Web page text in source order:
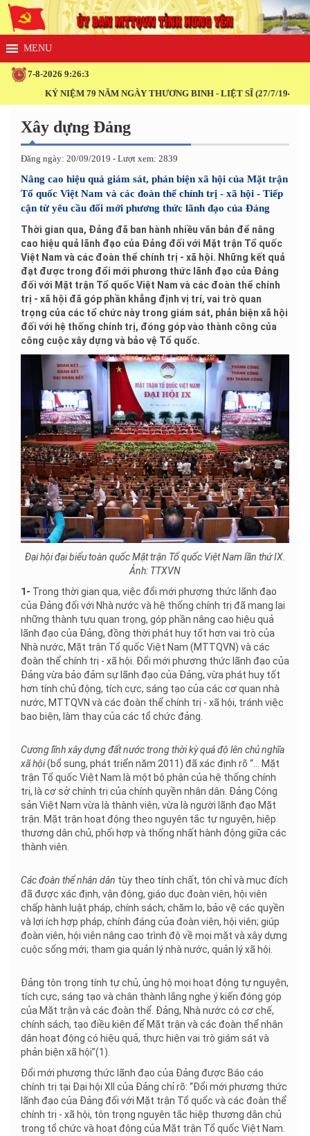
7-8-2026 9:26:5
NIỆM 79 NĂM NGÀY THƯƠNG BINH - LIỆT SĨ (27/7/1947 - 27/7/2026)
Xây dựng Đảng
Đăng ngày: 20/09/2019 - Lượt xem: 2839
Nâng cao hiệu quả giám sát, phản biện xã hội của Mặt trận
Tổ quốc Việt Nam và các đoàn thể chính trị - xã hội - Tiếp
cận từ yêu cầu đổi mới phương thức lãnh đạo của Đảng
Thời gian qua, Đảng đã ban hành nhiều văn bản để nâng
cao hiệu quả lãnh đạo của Đảng đối với Mặt trận Tổ quốc
Việt Nam và các đoàn thể chính trị - xã hội. Những kết quả
đạt được trong đổi mới phương thức lãnh đạo của Đảng
đối với Mặt trận Tổ quốc Việt Nam và các đoàn thể chính
trị - xã hội đã góp phần khẳng định vị trí, vai trò quan
trọng của các tổ chức này trong giám sát, phản biện xã hội
đối với hệ thống chính trị, đóng góp vào thành công của
công cuộc xây dựng và bảo vệ Tổ quốc.
Đại hội đại biểu toàn quốc Mặt trận Tổ quốc Việt Nam lần thứ IX.
Ảnh: TTXVN
1- Trong thời gian qua, việc đổi mới phương thức lãnh đạo
của Đảng đối với Nhà nước và hệ thống chính trị đã mang lại
những thành tựu quan trọng, góp phần nâng cao hiệu quả
lãnh đạo của Đảng, đồng thời phát huy tốt hơn vai trò của
Nhà nước, Mặt trận Tổ quốc Việt Nam (MTTQVN) và các
đoàn thể chính trị - xã hội. Đổi mới phương thức lãnh đạo của
Đảng vừa bảo đảm sự lãnh đạo của Đảng, vừa phát huy tốt
hơn tính chủ động, tích cực, sáng tạo của các cơ quan nhà
nước, MTTQVN và các đoàn thể chính trị - xã hội, tránh việc
bao biện, làm thay của các tổ chức đảng.
Cương lĩnh xây dựng đất nước trong thời kỳ quá độ lên chủ nghĩa
xã hội(bổ sung, phát triển năm 2011) đã xác định rõ “... Mặt
trận Tổ quốc Việt Nam là một bộ phận của hệ thống chính
trị, là cơ sở chính trị của chính quyền nhân dân. Đảng Cộng
sản Việt Nam vừa là thành viên, vừa là người lãnh đạo Mặt
trận. Mặt trận hoạt động theo nguyên tắc tự nguyện, hiệp
thương dân chủ, phối hợp và thống nhất hành động giữa các
thành viên.
Các đoàn thể nhân dân tùy theo tính chất, tôn chỉ và mục đích
đã được xác định, vận động, giáo dục đoàn viên, hội viên
chấp hành luật pháp, chính sách; chăm lo, bảo vệ các quyền
và lợi ích hợp pháp, chính đáng của đoàn viên, hội viên; giúp
đoàn viên, hội viên nâng cao trình độ về mọi mặt và xây dựng
cuộc sống mới; tham gia quản lý nhà nước, quản lý xã hội.
Đảng tôn trọng tính tự chủ, ủng hộ mọi hoạt động tự nguyện,
tích cực, sáng tạo và chân thành lắng nghe ý kiến đóng góp
của Mặt trận và các đoàn thể. Đảng, Nhà nước có cơ chế,
chính sách, tạo điều kiện để Mặt trận và các đoàn thể nhân
dân hoạt động có hiệu quả, thực hiện vai trò giám sát và
phản biện xã hội”(1).
Đổi mới phương thức lãnh đạo của Đảng được Báo cáo
chính trị tại Đại hội XII của Đảng chỉ rõ: “Đổi mới phương thức
lãnh đạo của Đảng đối với Mặt trận Tổ quốc và các đoàn thể
chính trị - xã hội, tôn trọng nguyên tắc hiệp thương dân chủ
trong tổ chức và hoạt động của Mặt trận Tổ quốc Việt Nam.